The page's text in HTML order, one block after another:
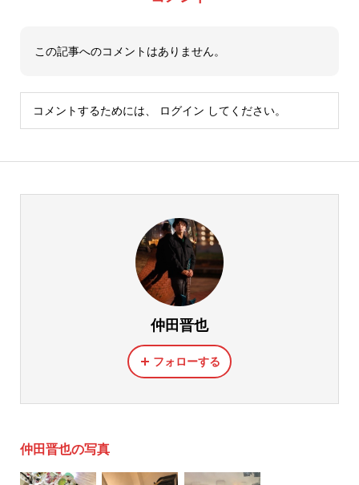
この記事へのコメントはありません。
コメントするためには、 ログイン してください。
仲田晋也
フォローする
仲田晋也の写真